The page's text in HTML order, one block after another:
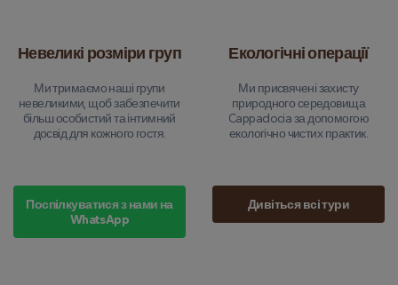
Невеликі розміри груп
Ми тримаємо наші групи
невеликими, щоб забезпечити
більш особистий та інтимний
досвід для кожного гостя.
Екологічні операції
Ми присвячені захисту
природного середовища
Cappadocia за допомогою
екологічно чистих практик.
Поспілкуватися з нами на
WhatsApp
Дивіться всі тури